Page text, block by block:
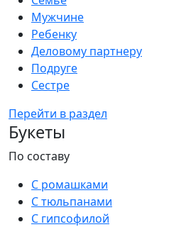
Мужчине
Ребенку
Деловому партнеру
Подруге
Сестре
Перейти в раздел
Букеты
По составу
С ромашками
С тюльпанами
С гипсофилой